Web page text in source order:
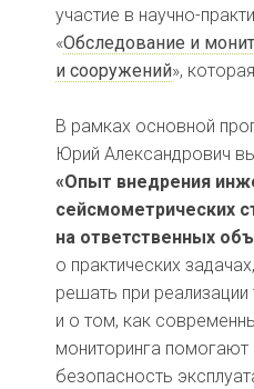
участие в научно-
«Обследование и
и сооружений»,
В рамках основной
Юрий Александрович
«Опыт внедрения
сейсмометрических
на ответственных
о практических
решать при реализации
и о том, как
мониторинга
безопасность